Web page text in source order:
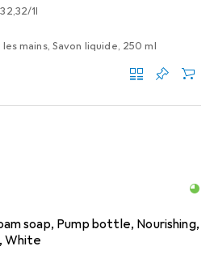
EUR
32,32/1l
mains, Savon liquide, 250 ml
soap, Pump bottle, Nourishing,
White